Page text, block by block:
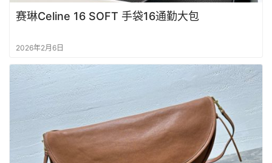
包
拍
包
赛琳Celine 16 SOFT 手袋16通勤大包
2026年2月6日